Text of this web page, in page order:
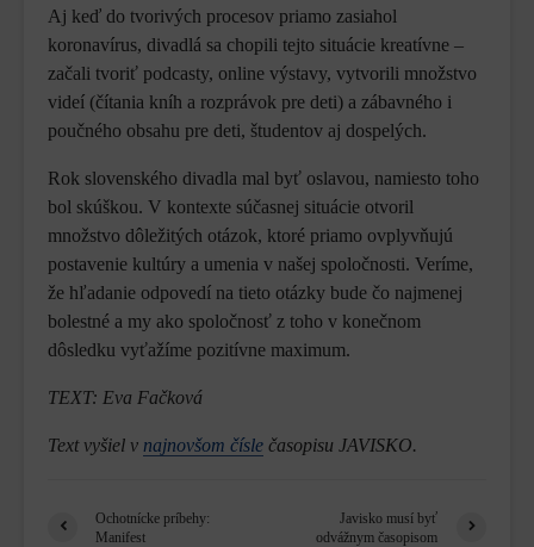
Aj keď do tvorivých procesov priamo zasiahol
koronavírus, divadlá sa chopili tejto situácie kreatívne –
začali tvoriť podcasty, online výstavy, vytvorili množstvo
videí (čítania kníh a rozprávok pre deti) a zábavného i
poučného obsahu pre deti, študentov aj dospelých.
Rok slovenského divadla mal byť oslavou, namiesto toho
bol skúškou. V kontexte súčasnej situácie otvoril
množstvo dôležitých otázok, ktoré priamo ovplyvňujú
postavenie kultúry a umenia v našej spoločnosti. Veríme,
že hľadanie odpovedí na tieto otázky bude čo najmenej
bolestné a my ako spoločnosť z toho v konečnom
dôsledku vyťažíme pozitívne maximum.
TEXT: Eva Fačková
Text vyšiel v najnovšom čísle časopisu JAVISKO.
Ochotnícke príbehy:
Manifest
Javisko musí byť
odvážnym časopisom